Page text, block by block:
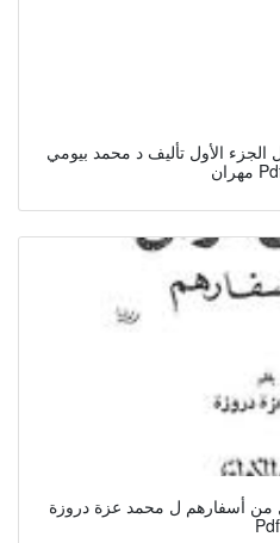
الجزء الأول تأليف د محمد بيومي
من أسفارهم ل محمد عزة دروزة
Pdf